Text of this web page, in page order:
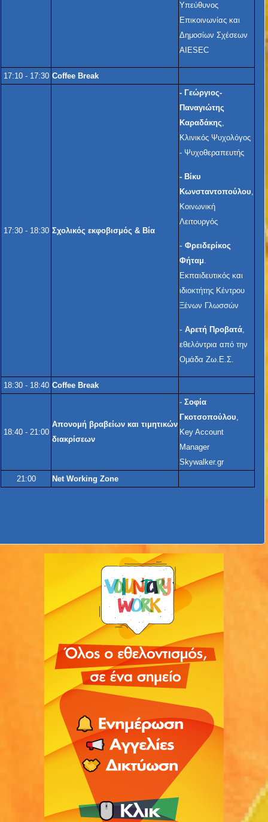
Υπεύθυνος
Επικοινωνίας και
Δημοσίων Σχέσεων
AIESEC
17:10 - 17:30 Coffee Break
17:30 - 18:30 Σχολικός εκφοβισμός & Βία
- Γεώργιος-
Παναγιώτης
Καραδάκης,
Κλινικός Ψυχολόγος
- Ψυχοθεραπευτής
- Βίκυ
Κωνσταντοπούλου,
Κοινωνική
Λειτουργός
- Φρειδερίκος
Φήταμ.
Εκπαιδευτικός και
ιδιοκτήτης Κέντρου
Ξένων Γλωσσών
- Αρετή Προβατά,
εθελόντρια από την
Ομάδα Ζω.Ε.Σ.
18:30 - 18:40 Coffee Break
18:40 - 21:00
Απονομή βραβείων και τιμητικών
διακρίσεων
- Σοφία
Γκοτσοπούλου,
Κey Account
Manager
Skywalker.gr
21:00
Net Working Zone